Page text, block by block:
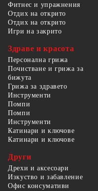
Фитнес и упражнения
Отдих на открито
Отдих на открито
Игри на закрито
Здраве и красота
Персонална грижа
Почистване и грижа за
бижута
Грижа за здравето
Инструменти
Помпи
Помпи
Инструменти
Катинари и ключове
Катинари и ключове
Други
Дрехи и аксесоари
Изкуство и забавление
Офис консумативи